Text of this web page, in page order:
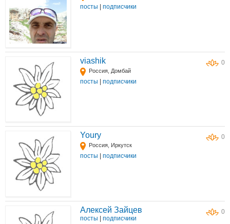
посты подписчики
0
viashik
Россия, Домбай
посты | подписчики
0
Youry
Россия, Иркутск
посты подписчики
0
Алексей Зайцев
посты | подписчики